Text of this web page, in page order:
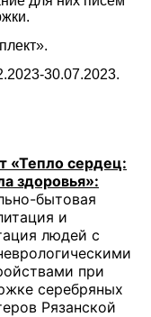
30.07.2023.
«Тепло сердец:
здоровья»:
бытовая
и
людей с
при
серебряных
Рязанской